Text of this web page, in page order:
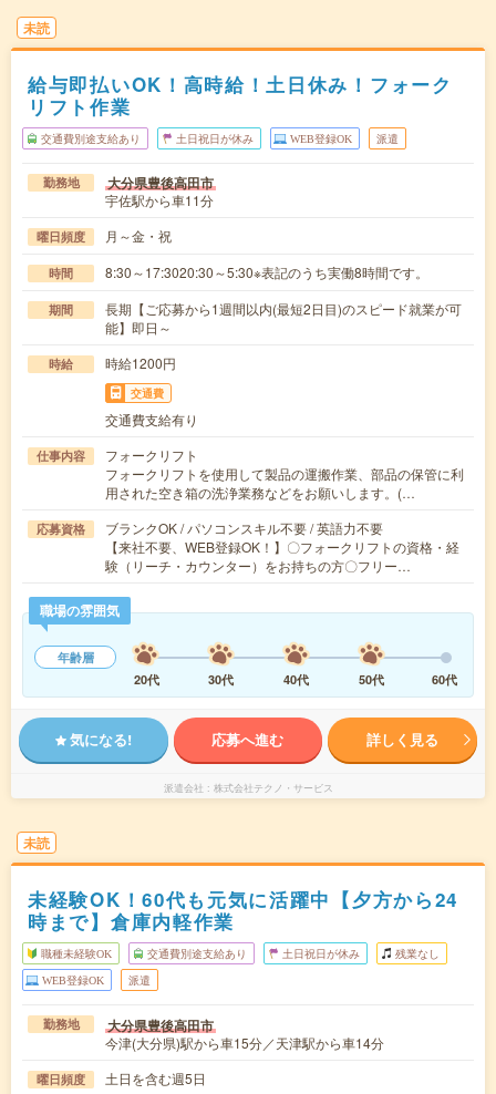
未読
給与即払いOK！高時給！土日休み！フォーク
リフト作業
交通費別途支給あり 土日祝日が休み WEB登録OK 派遣
勤務地 大分県豊後高田市
宇佐駅から車11分
曜日頻度 月～金・祝
時間 8:30～17:3020:30～5:30※表記のうち実働8時間です。
期間
長期【ご応募から1週間以内(最短2日目)のスピード就業が可
能】即日～
時給 時給1200円
交通費
交通費支給有り
仕事内容
フォークリフト
フォークリフトを使用して製品の運搬作業、部品の保管に利
用された空き箱の洗浄業務などをお願いします。(…
応募資格
ブランクOK / パソコンスキル不要 / 英語力不要
【来社不要、WEB登録OK！】〇フォークリフトの資格・経
験（リーチ・カウンター）をお持ちの方〇フリー…
職場の雰囲気
年齢層
20代
30代 40代 50代 60代
気になる! 応募へ進む 詳しく見る
派遣会社 株式会社テクノ・サービス
未読
未経験OK！60代も元気に活躍中【夕方から24
時まで】倉庫内軽作業
職種未経験OK 交通費別途支給あり 土日祝日が休み 残業なし
WEB登録OK 派遣
勤務地 大分県豊後高田市
今津(大分県)駅から車15分／天津駅から車14分
曜日頻度 土日を含む週5日